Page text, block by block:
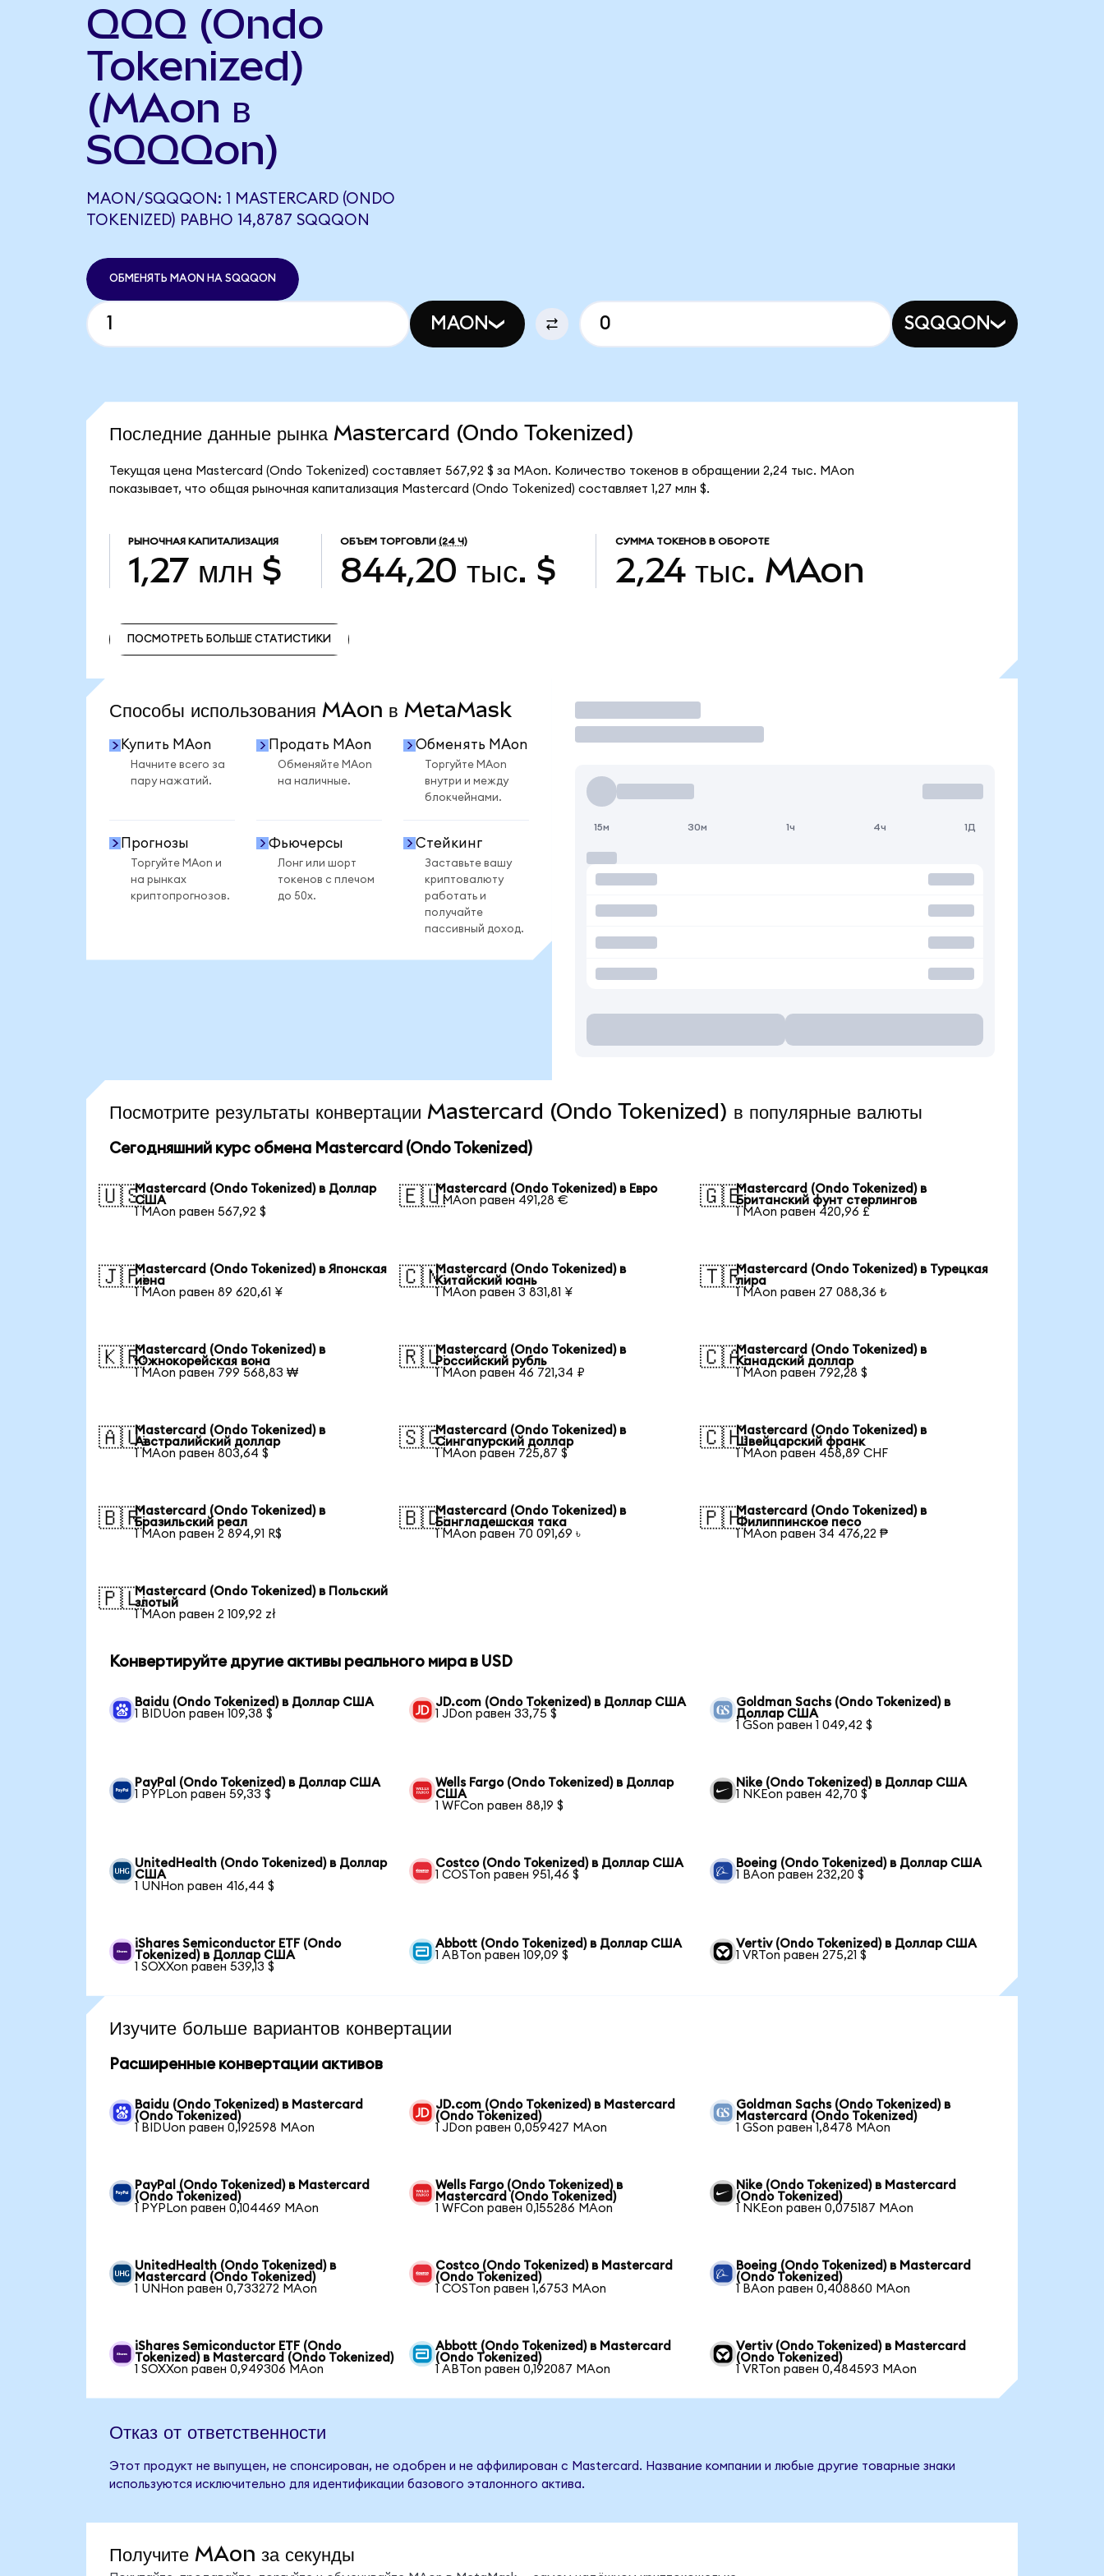
QQQ (Ondo
Tokenized)
(MAon в
SQQQon)
MAON/SQQQON: 1 MASTERCARD (ONDO
TOKENIZED) РАВНО 14,8787 SQQQON
ОБМЕНЯТЬ MAON НА SQQQON
MAON SQQQON
Последние данные рынка Mastercard (Ondo Tokenized)
Текущая цена Mastercard (Ondo Tokenized) составляет 567,92 $ за MAon. Количество токенов в обращении 2,24 тыс. MAon
показывает, что общая рыночная капитализация Mastercard (Ondo Tokenized) составляет 1,27 млн $.
РЫНОЧНАЯ КАПИТАЛИЗАЦИЯ
1,27 млн $
ОБЪЕМ ТОРГОВЛИ (24 Ч)
844,20 тыс. $
СУММА ТОКЕНОВ В ОБОРОТЕ
2,24 тыс. MAon
ПОСМОТРЕТЬ БОЛЬШЕ СТАТИСТИКИ
Способы использования MAon в MetaMask
Купить MAon
Начните всего за
пару нажатий.
Продать MAon
Обменяйте MAon
на наличные.
Обменять MAon
Торгуйте MAon
внутри и между
блокчейнами.
Прогнозы
Торгуйте MAon и
на рынках
криптопрогнозов.
Фьючерсы
Лонг или шорт
токенов с плечом
до 50x.
Стейкинг
Заставьте вашу
криптовалюту
работать и
получайте
пассивный доход.
Торговать
15м 30м 1ч 4ч 1Д
Посмотрите результаты конвертации Mastercard (Ondo Tokenized) в популярные валюты
Сегодняшний курс обмена Mastercard (Ondo Tokenized)
🇺🇸Mastercard (Ondo Tokenized) в Доллар
США
1 MAon равен 567,92 $
🇪🇺Mastercard (Ondo Tokenized) в Евро
1 MAon равен 491,28 €
🇬🇧Mastercard (Ondo Tokenized) в
Британский фунт стерлингов
1 MAon равен 420,96 £
🇯🇵Mastercard (Ondo Tokenized) в Японская
иена
1 MAon равен 89 620,61 ¥
🇨🇳Mastercard (Ondo Tokenized) в
Китайский юань
1 MAon равен 3 831,81 ¥
🇹🇷Mastercard (Ondo Tokenized) в Турецкая
лира
1 MAon равен 27 088,36 ₺
🇰🇷Mastercard (Ondo Tokenized) в
Южнокорейская вона
1 MAon равен 799 568,83 ₩
🇷🇺Mastercard (Ondo Tokenized) в
Российский рубль
1 MAon равен 46 721,34 ₽
🇨🇦Mastercard (Ondo Tokenized) в
Канадский доллар
1 MAon равен 792,28 $
🇦🇺Mastercard (Ondo Tokenized) в
Австралийский доллар
1 MAon равен 803,64 $
🇸🇬Mastercard (Ondo Tokenized) в
Сингапурский доллар
1 MAon равен 725,87 $
🇨🇭Mastercard (Ondo Tokenized) в
Швейцарский франк
1 MAon равен 458,89 CHF
🇧🇷Mastercard (Ondo Tokenized) в
Бразильский реал
1 MAon равен 2 894,91 R$
🇧🇩Mastercard (Ondo Tokenized) в
Бангладешская така
1 MAon равен 70 091,69 ৳
🇵🇭Mastercard (Ondo Tokenized) в
Филиппинское песо
1 MAon равен 34 476,22 ₱
🇵🇱Mastercard (Ondo Tokenized) в Польский
злотый
1 MAon равен 2 109,92 zł
Конвертируйте другие активы реального мира в USD
Baidu (Ondo Tokenized) в Доллар США
1 BIDUon равен 109,38 $
JD.com (Ondo Tokenized) в Доллар США
1 JDon равен 33,75 $
Goldman Sachs (Ondo Tokenized) в
Доллар США
1 GSon равен 1 049,42 $
PayPal (Ondo Tokenized) в Доллар США
1 PYPLon равен 59,33 $
Wells Fargo (Ondo Tokenized) в Доллар
США
1 WFCon равен 88,19 $
Nike (Ondo Tokenized) в Доллар США
1 NKEon равен 42,70 $
UnitedHealth (Ondo Tokenized) в Доллар
США
1 UNHon равен 416,44 $
Costco (Ondo Tokenized) в Доллар США
1 COSTon равен 951,46 $
Boeing (Ondo Tokenized) в Доллар США
1 BAon равен 232,20 $
iShares Semiconductor ETF (Ondo
Tokenized) в Доллар США
1 SOXXon равен 539,13 $
Abbott (Ondo Tokenized) в Доллар США
1 ABTon равен 109,09 $
Vertiv (Ondo Tokenized) в Доллар США
1 VRTon равен 275,21 $
Изучите больше вариантов конвертации
Расширенные конвертации активов
Baidu (Ondo Tokenized) в Mastercard
(Ondo Tokenized)
1 BIDUon равен 0,192598 MAon
JD.com (Ondo Tokenized) в Mastercard
(Ondo Tokenized)
1 JDon равен 0,059427 MAon
Goldman Sachs (Ondo Tokenized) в
Mastercard (Ondo Tokenized)
1 GSon равен 1,8478 MAon
PayPal (Ondo Tokenized) в Mastercard
(Ondo Tokenized)
1 PYPLon равен 0,104469 MAon
Wells Fargo (Ondo Tokenized) в
Mastercard (Ondo Tokenized)
1 WFCon равен 0,155286 MAon
Nike (Ondo Tokenized) в Mastercard
(Ondo Tokenized)
1 NKEon равен 0,075187 MAon
UnitedHealth (Ondo Tokenized) в
Mastercard (Ondo Tokenized)
1 UNHon равен 0,733272 MAon
Costco (Ondo Tokenized) в Mastercard
(Ondo Tokenized)
1 COSTon равен 1,6753 MAon
Boeing (Ondo Tokenized) в Mastercard
(Ondo Tokenized)
1 BAon равен 0,408860 MAon
iShares Semiconductor ETF (Ondo
Tokenized) в Mastercard (Ondo Tokenized)
1 SOXXon равен 0,949306 MAon
Abbott (Ondo Tokenized) в Mastercard
(Ondo Tokenized)
1 ABTon равен 0,192087 MAon
Vertiv (Ondo Tokenized) в Mastercard
(Ondo Tokenized)
1 VRTon равен 0,484593 MAon
Отказ от ответственности
Этот продукт не выпущен, не спонсирован, не одобрен и не аффилирован с Mastercard. Название компании и любые другие товарные знаки
используются исключительно для идентификации базового эталонного актива.
Получите MAon за секунды